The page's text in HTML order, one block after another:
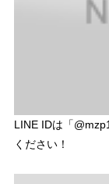
LINE IDは「
ください！